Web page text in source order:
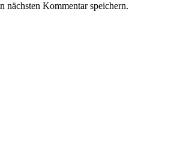
nächsten Kommentar speichern.